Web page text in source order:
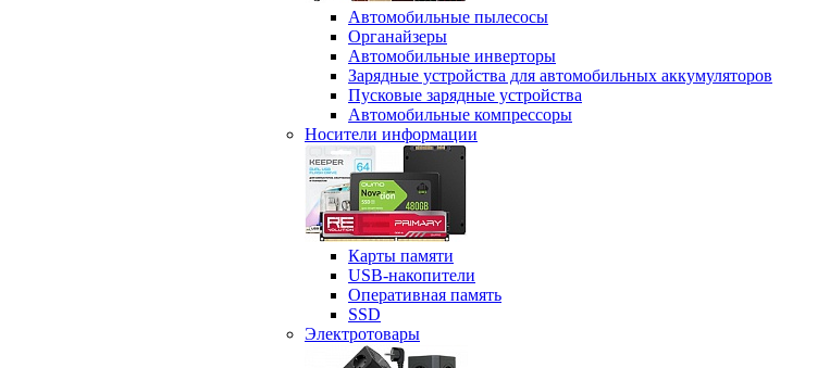
Автомобильные пылесосы
Органайзеры
Автомобильные инверторы
Зарядные устройства для автомобильных аккумуляторов
Пусковые зарядные устройства
Автомобильные компрессоры
Носители информации
Карты памяти
USB-накопители
Оперативная память
SSD
Электротовары